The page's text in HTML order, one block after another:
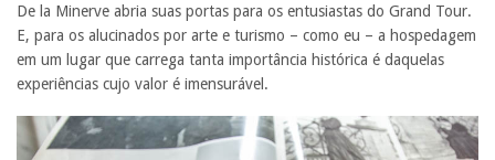
De la Minerve abria suas portas para os entusiastas do Grand Tour.
E, para os alucinados por arte e turismo – como eu – a hospedagem
em um lugar que carrega tanta importância histórica é daquelas
experiências cujo valor é imensurável.